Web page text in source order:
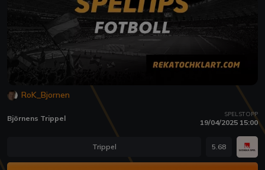
RoK_Bjornen
Björnens Trippel SPELSTOPP
19/04/2025 15:00
Trippel 5.68